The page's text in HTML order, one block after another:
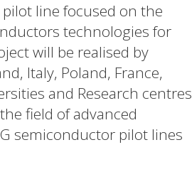
line focused on the
technologies for
will be realised by
Italy, Poland, France,
and Research centres
field of advanced
semiconductor pilot lines
the realisation of devices
realised by the